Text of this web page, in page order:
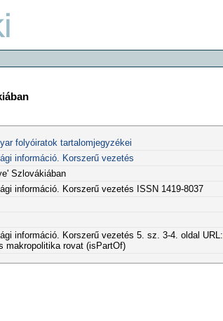
folyóiratok tartalomjegyzékei
információ. Korszerű vezetés
Szlovákiában
információ. Korszerű vezetés ISSN 1419-8037
információ. Korszerű vezetés 5. sz. 3-4. oldal URL:
makropolitika rovat (isPartOf)